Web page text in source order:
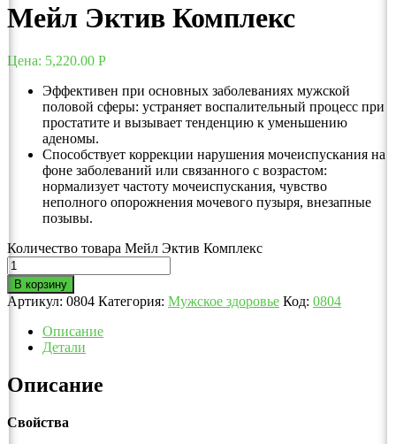
Мейл Эктив Комплекс
Цена: 5,220.00 Р
Эффективен при основных заболеваниях мужской
половой сферы: устраняет воспалительный процесс при
простатите и вызывает тенденцию к уменьшению
аденомы.
Способствует коррекции нарушения мочеиспускания на
фоне заболеваний или связанного с возрастом:
нормализует частоту мочеиспускания, чувство
неполного опорожнения мочевого пузыря, внезапные
позывы.
Количество товара Мейл Эктив Комплекс
В корзину
Артикул: 0804 Категория: Мужское здоровье Код: 0804
Описание
Детали
Описание
Свойства